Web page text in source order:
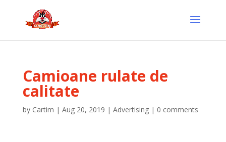
Camioane rulate de
calitate
by Cartim | Aug 20, 2019 | Advertising| 0 comments